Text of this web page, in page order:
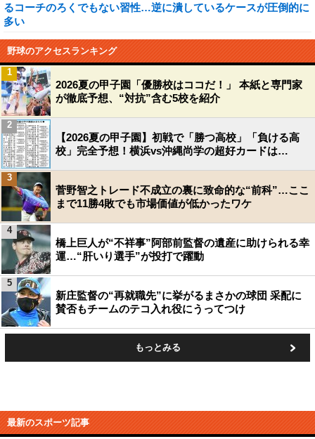
るコーチのろくでもない習性…逆に潰しているケースが圧倒的に
多い
野球のアクセスランキング
2026夏の甲子園「優勝校はココだ！」 本紙と専門家
が徹底予想、“対抗”含む5校を紹介
1
【2026夏の甲子園】初戦で「勝つ高校」「負ける高
校」完全予想！横浜vs沖縄尚学の超好カードは…
2
菅野智之トレード不成立の裏に致命的な“前科”…ここ
まで11勝4敗でも市場価値が低かったワケ
3
橋上巨人が“不祥事”阿部前監督の遺産に助けられる幸
運…“肝いり選手”が投打で躍動
4
新庄監督の“再就職先”に挙がるまさかの球団 采配に
賛否もチームのテコ入れ役にうってつけ
5
もっとみる
最新のスポーツ記事